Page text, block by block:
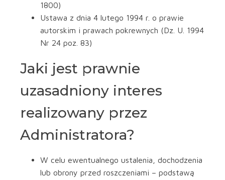
1800)
Ustawa z dnia 4 lutego 1994 r. o prawie
autorskim i prawach pokrewnych (Dz. U. 1994
Nr 24 poz. 83)
Jaki jest prawnie
uzasadniony interes
realizowany przez
Administratora?
W celu ewentualnego ustalenia, dochodzenia
lub obrony przed roszczeniami – podstawą